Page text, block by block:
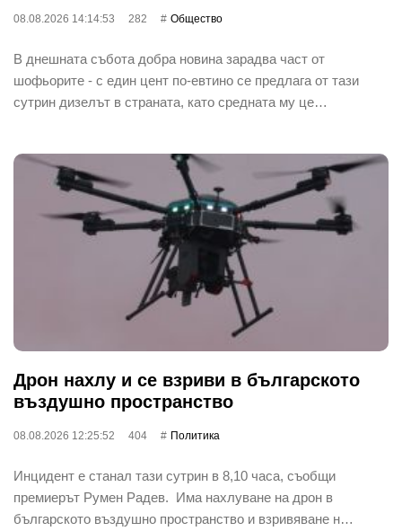
08.08.2026 14:14:53 282 Общество
В днешната събота добра новина зарадва част от
шофьорите - с един цент по-евтино се предлага от тази
сутрин дизелът в страната, като средната му це…
Дрон нахлу и се взриви в българското
въздушно пространство
08.08.2026 12:25:52 404 Политика
Инцидент е станал тази сутрин в 8,10 часа, съобщи
премиерът Румен Радев. Има нахлуване на дрон в
българското въздушно пространство и взривяване н…